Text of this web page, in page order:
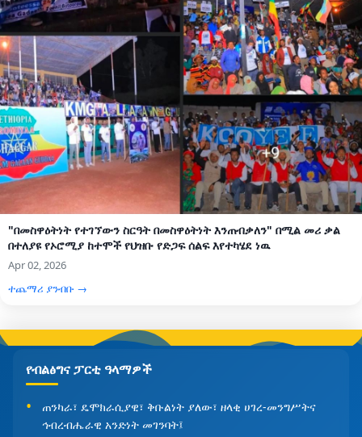
"በመስዋዕትነት የተገኘውን ስርዓት በመስዋዕትነት እንጠብቃለን" በሚል መሪ ቃል
በተለያዩ የኦሮሚያ ከተሞች የህዝቡ የድጋፍ ሰልፍ እየተካሄደ ነዉ
Apr 02, 2026
ተጨማሪ ያንብቡ →
የብልፅግና ፓርቲ ዓላማዎች
ጠንካራ፣ ዴሞክራሲያዊ፣ ቅቡልነት ያለው፣ ዘላቂ ሀገረ-መንግሥትና
ኅብረብሔራዊ አንድነት መገንባት፤